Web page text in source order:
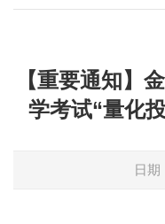
【重要通知】
学考试“量化
日期